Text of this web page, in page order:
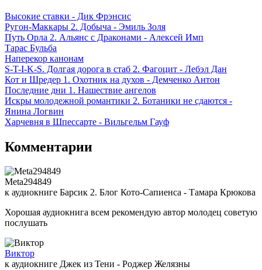
Высокие ставки - Дик Фрэнсис
Ругон-Маккары 2. Добыча - Эмиль Золя
Путь Орла 2. Альянс с Драконами - Алексей Имп
Тарас Бульба
Наперекор канонам
S-T-I-K-S. Долгая дорога в стаб 2. Фагоцит - Лебэл Дан
Кот и Шредер 1. Охотник на духов - Демченко Антон
Последние дни 1. Нашествие ангелов
Искры молодежной романтики 2. Ботаники не сдаются -
Янина Логвин
Харчевня в Шпессарте - Вильгельм Гауф
Комментарии
Meta294849
к аудиокниге Барсик 2. Блог Кото-Сапиенса - Тамара Крюкова
Хорошая аудиокнига всем рекомендую автор молодец советую
послушать
Виктор
к аудиокниге Джек из Тени - Роджер Желязны